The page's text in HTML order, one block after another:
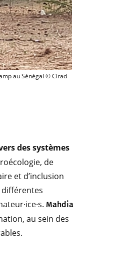
Labour d'un champ au Sénégal ©
au Sénégal © Cirad
des systèmes
de
et d’inclusion
différentes
Mahdia
au sein des